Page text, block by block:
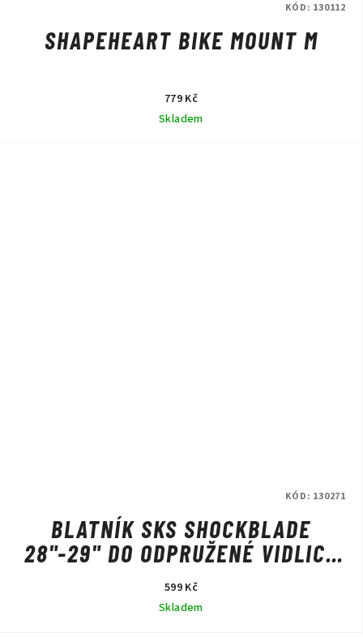
SHAPEHEART BIKE MOUNT M
779 Kč
Skladem
KÓD: 130112
BLATNÍK SKS SHOCKBLADE
28"-29" DO ODPRUŽENÉ VIDLICE
ČERNO/ČERNÝ
599 Kč
Skladem
KÓD: 130271